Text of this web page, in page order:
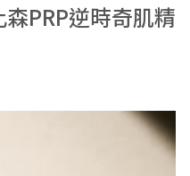
PRP逆時奇肌精